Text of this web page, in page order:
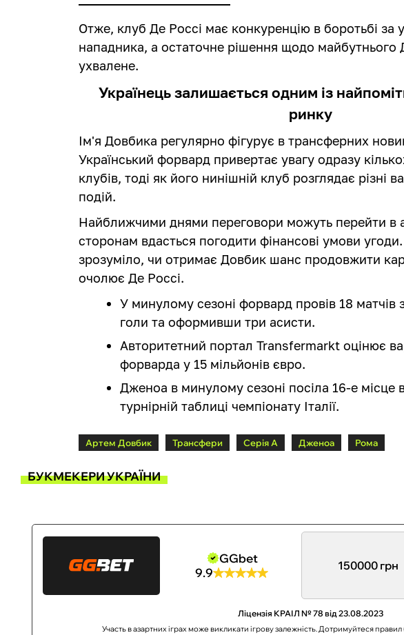
Отже, клуб Де Россі має конкуренцію в боротьбі за
нападника, а остаточне рішення щодо майбутнього
ухвалене.
Українець залишається одним із
ринку
Ім'я Довбика регулярно фігурує в трансферних
Український форвард привертає увагу одразу
клубів, тоді як його нинішній клуб розглядає різні
подій.
Найближчими днями переговори можуть перейти в
сторонам вдасться погодити фінансові умови
зрозуміло, чи отримає Довбик шанс продовжити
очолює Де Россі.
У минулому сезоні форвард провів 18
голи та оформивши три асисти.
Авторитетний портал Transfermarkt оцінює
форварда у 15 мільйонів євро.
Дженоа в минулому сезоні посіла 16-е місце
турнірній таблиці чемпіонату Італії.
Артем Довбик Трансфери Серія А Дженоа Рома
БУКМЕКЕРИ УКРАЇНИ
GGbet
9.9
150000 грн
Ліцензія КРАІЛ № 78 від 23.08.2023
Участь в азартних іграх може викликати ігрову залежність. Дотримуйтеся правил